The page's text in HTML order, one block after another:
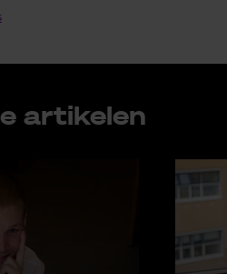
ar­ti­ke­len